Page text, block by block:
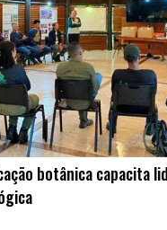
botânica capacita